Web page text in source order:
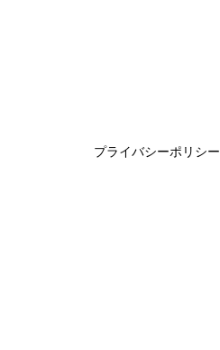
プライバシーポリシー